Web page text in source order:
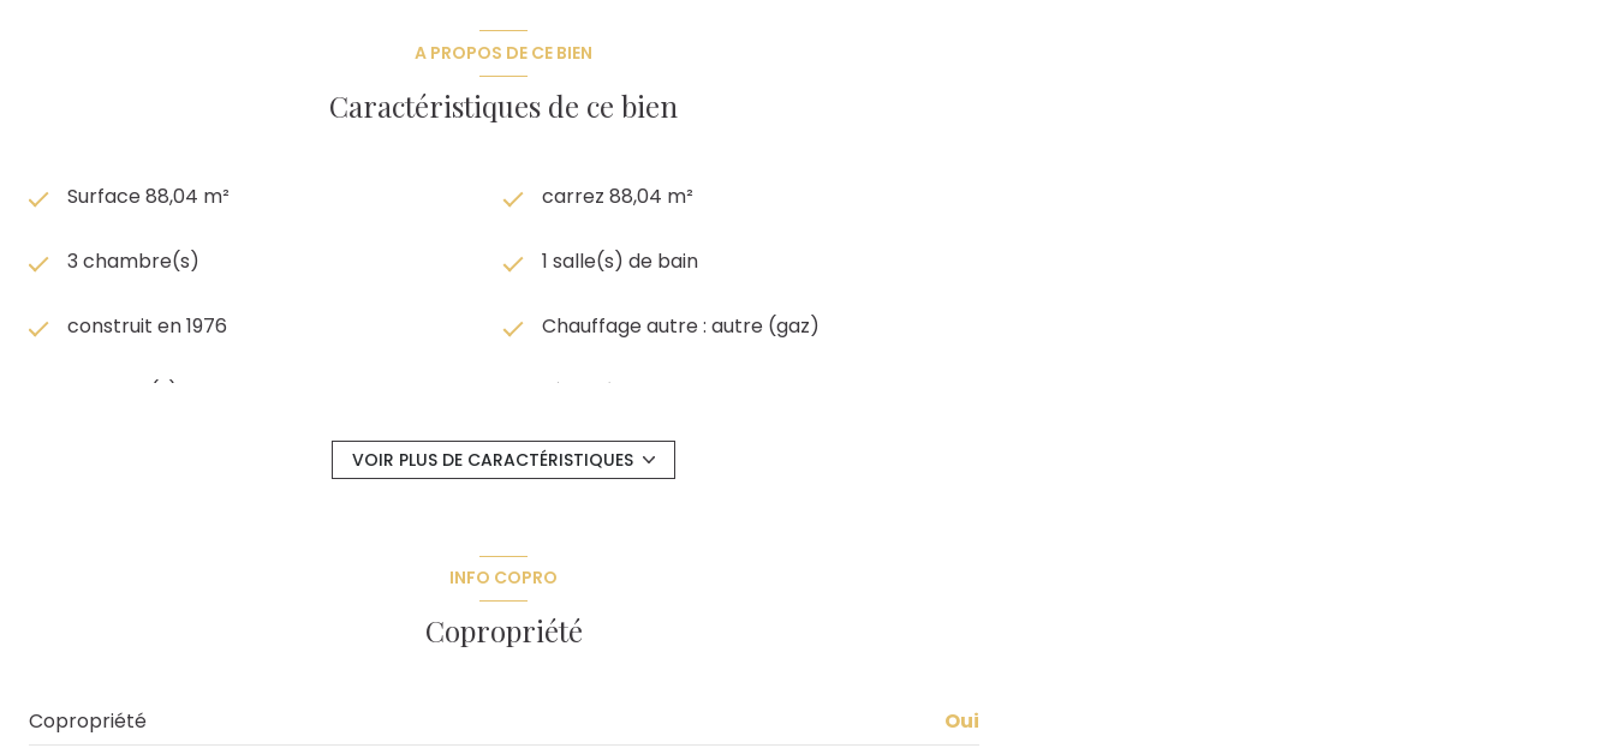
A PROPOS DE CE BIEN
Caractéristiques de ce bien
Surface 88,04 m² carrez 88,04 m²
3 chambre(s) 1 salle(s) de bain
construit en 1976 Chauffage autre : autre (gaz)
1 parking(s) 8ème étage
cave
VOIR PLUS DE CARACTÉRISTIQUES
INFO COPRO
Copropriété
Copropriété Oui